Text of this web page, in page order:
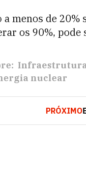
menos de 20%
os 90%,
nuclear
PRÓXIMO